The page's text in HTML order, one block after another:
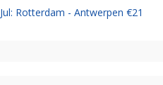
Jul: Rotterdam - Antwerpen €21